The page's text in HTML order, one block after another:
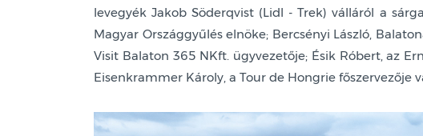
levegyék Jakob Söderqvist (Lidl - Trek) válláról a
Magyar Országgyűlés elnöke; Bercsényi László,
Visit Balaton 365 NKft. ügyvezetője; Ésik Róbert, az
Eisenkrammer Károly, a Tour de Hongrie főszervezője